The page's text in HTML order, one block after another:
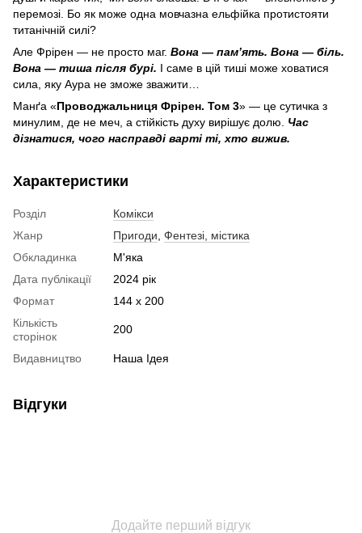
перемозі. Бо як може одна мовчазна ельфійка протистояти
титанічній силі?
Але Фрірен — не просто маг. Вона — пам’ять. Вона — біль.
Вона — тиша після бурі. І саме в цій тиші може ховатися
сила, яку Аура не зможе зважити…
Манґа «Проводжальниця Фрірен. Том 3» — це сутичка з
минулим, де не меч, а стійкість духу вирішує долю. Час
дізнатися, чого насправді варті ті, хто вижив.
Характеристики
Розділ
Комікси
Жанр
Пригоди Фентезі, містика
Обкладинка
М'яка
Дата публікації
2024 рік
Формат
144 х 200
Кількість
сторінок
200
Видавництво Наша Ідея
Відгуки
Додайте перший відгук